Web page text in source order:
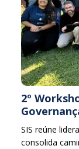
2º
SIS reúne
consolida